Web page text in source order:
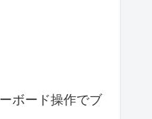
ボード操作でブ